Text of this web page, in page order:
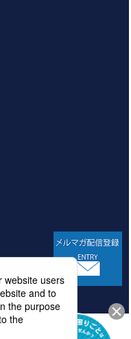
情報セキュリティ基本方針